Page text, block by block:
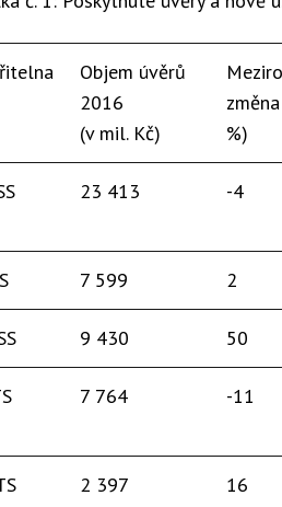
Objem úvěrů
2016
(v mil. Kč)
%)
23 413 -4
7 599 2
9 430 50
7 764 -11
2 397 16